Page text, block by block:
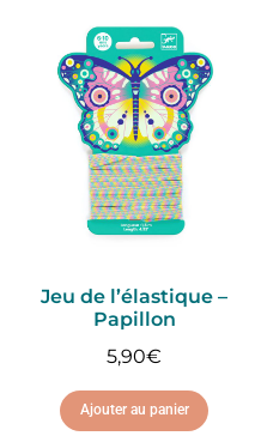
Jeu de l’élastique –
Papillon
5,90€
Ajouter au panier